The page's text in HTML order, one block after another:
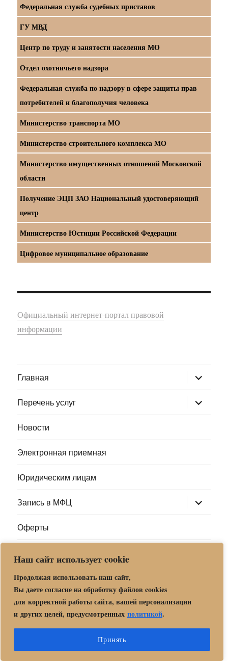
Наш сайт использует cookie
Продолжая использовать наш сайт,
Вы даете согласие на обработку файлов cookies
для корректной работы сайта, вашей персонализации
и других целей, предусмотренных политикой.
Принять
Федеральная служба судебных приставов
ГУ МВД
Центр по труду и занятости населения МО
Отдел охотничьего надзора
Федеральная служба по надзору в сфере защиты прав
потребителей и благополучия человека
Министерство транспорта МО
Министерство строительного комплекса МО
Министерство имущественных отношений Московской
области
Получение ЭЦП ЗАО Национальный удостоверяющий
центр
Министерство Юстиции Российской Федерации
Цифровое муниципальное образование
Официальный интернет-портал правовой
информации
Главная раскрыть
дочернее
меню
Перечень услуг
раскрыть
дочернее
меню
Новости
Электронная приемная
Юридическим лицам
Запись в МФЦ раскрыть
дочернее
меню
Оферты
Адреса МФЦ МО
документы» в г. о. Орехово-Зуево
Политика обработки и защиты персональных данных в «МБУ
МФЦ Орехово-Зуевского городского округа Московской области»